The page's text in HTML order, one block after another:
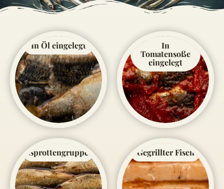
In Öl eingelegt
In
Tomatensoße
eingelegt
Sprottengruppe Gegrillter Fisch